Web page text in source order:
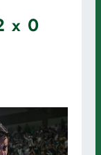
x 0